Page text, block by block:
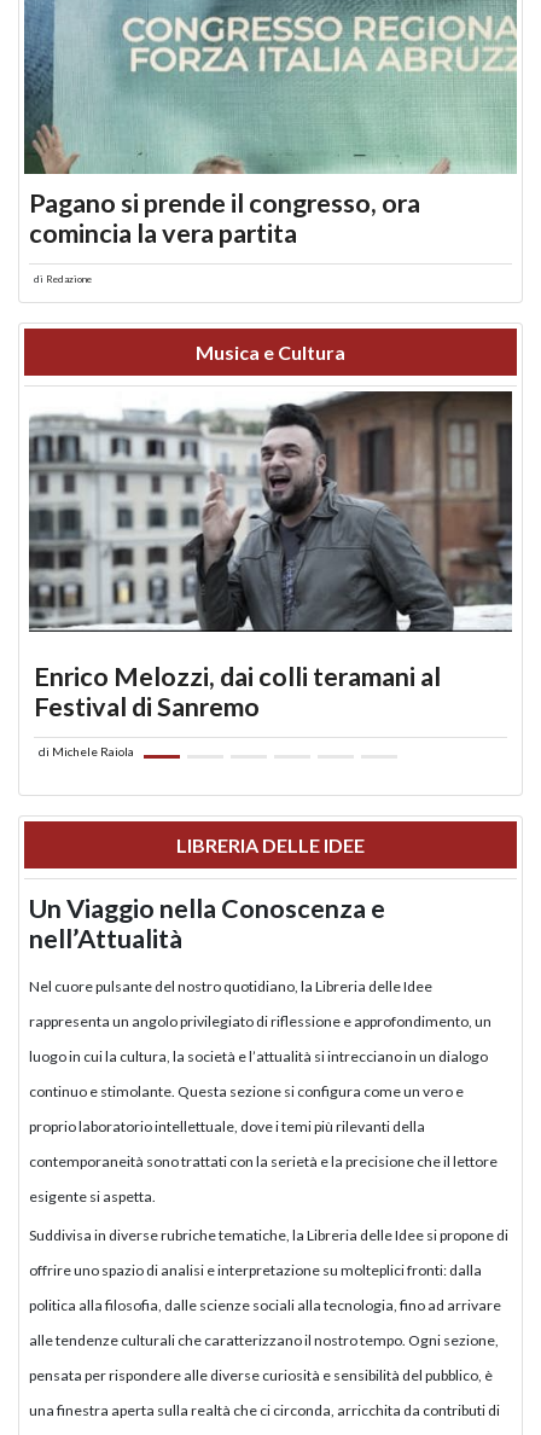
Pagano si prende il congresso, ora
comincia la vera partita
di Redazione
Musica e Cultura
Enrico Melozzi, dai colli teramani al
Festival di Sanremo
di Michele Raiola
LIBRERIA DELLE IDEE
Un Viaggio nella Conoscenza e
nell’Attualità
Nel cuore pulsante del nostro quotidiano, la Libreria delle Idee
rappresenta un angolo privilegiato di riflessione e approfondimento, un
luogo in cui la cultura, la società e l’attualità si intrecciano in un dialogo
continuo e stimolante. Questa sezione si configura come un vero e
proprio laboratorio intellettuale, dove i temi più rilevanti della
contemporaneità sono trattati con la serietà e la precisione che il lettore
esigente si aspetta.
Suddivisa in diverse rubriche tematiche, la Libreria delle Idee si propone di
offrire uno spazio di analisi e interpretazione su molteplici fronti: dalla
politica alla filosofia, dalle scienze sociali alla tecnologia, fino ad arrivare
alle tendenze culturali che caratterizzano il nostro tempo. Ogni sezione,
pensata per rispondere alle diverse curiosità e sensibilità del pubblico, è
una finestra aperta sulla realtà che ci circonda, arricchita da contributi di